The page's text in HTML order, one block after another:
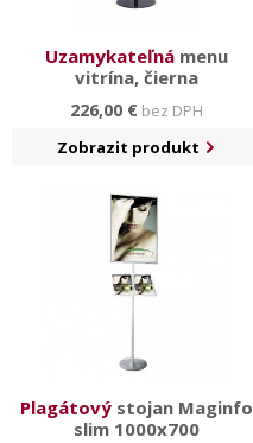
Uzamykateľnámenu
vitrína, čierna
226,00 €bez DPH
Zobrazit produkt
Plagátovýstojan Maginfo
slim 1000x700